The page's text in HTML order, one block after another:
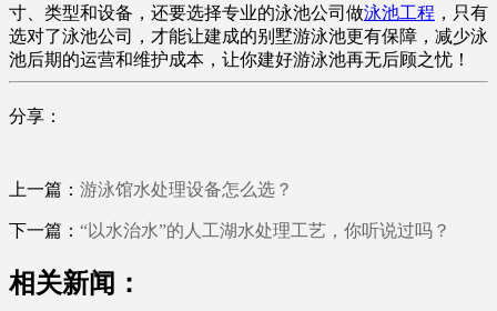
寸、类型和设备，还要选择专业的泳池公司做泳池工程 ，只有
选对了泳池公司，才能让建成的别墅游泳池更有保障，减少泳
池后期的运营和维护成本，让你建好游泳池再无后顾之忧！
分享：
上一篇： 游泳馆水处理设备怎么选？
下一篇： “以水治水”的人工湖水处理工艺，你听说过吗？
相关新闻：